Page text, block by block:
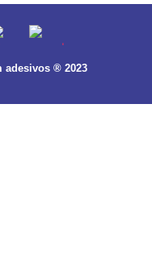
® 2023